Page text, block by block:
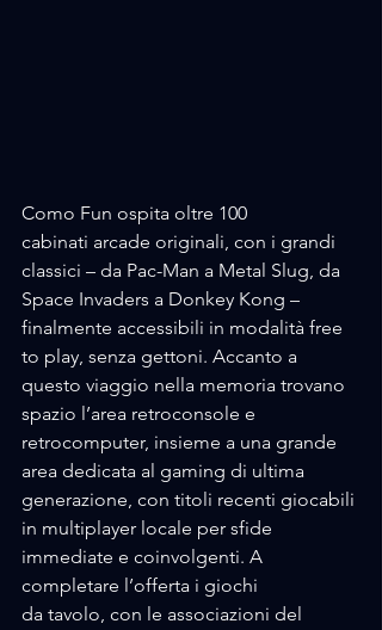
Como Fun ospita oltre 100
cabinati arcade originali, con i grandi
classici – da Pac-Man a Metal Slug, da
Space Invaders a Donkey Kong –
finalmente accessibili in modalità free
to play, senza gettoni. Accanto a
questo viaggio nella memoria trovano
spazio l’area retroconsole e
retrocomputer, insieme a una grande
area dedicata al gaming di ultima
generazione, con titoli recenti giocabili
in multiplayer locale per sfide
immediate e coinvolgenti. A
completare l’offerta i giochi
da tavolo, con le associazioni del